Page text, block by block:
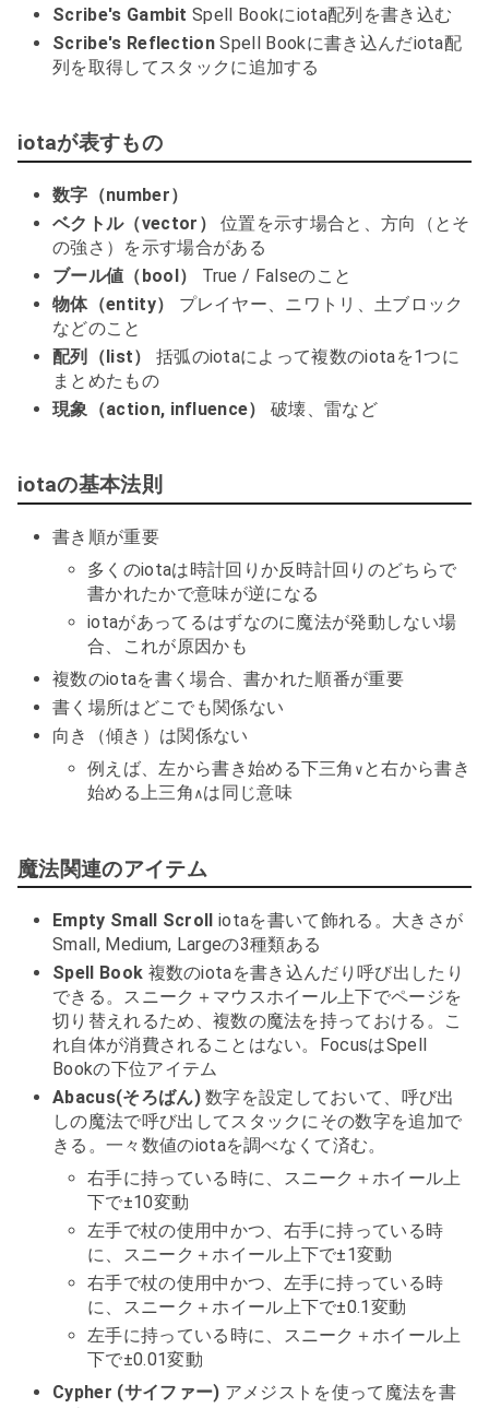
Scribe's Gambit Spell Bookにiota配列を書き込む
Scribe's Reflection Spell Bookに書き込んだiota配
列を取得してスタックに追加する
iotaが表すもの
数字（number）
ベクトル（vector）
位置を示す場合と、方向（とそ
の強さ）を示す場合がある
ブール値（bool）
True / Falseのこと
物体（entity）
プレイヤー、ニワトリ、土ブロック
などのこと
配列（list）
括弧のiotaによって複数のiotaを1つに
まとめたもの
現象（action, influence）
破壊、雷など
iotaの基本法則
書き順が重要
多くのiotaは時計回りか反時計回りのどちらで
書かれたかで意味が逆になる
iotaがあってるはずなのに魔法が発動しない場
合、これが原因かも
複数のiotaを書く場合、書かれた順番が重要
書く場所はどこでも関係ない
向き（傾き）は関係ない
例えば、左から書き始める下三角 ∨ と右から書き
始める上三角 ∧は同じ意味
魔法関連のアイテム
Empty Small Scroll
iotaを書いて飾れる。大きさが
Small, Medium, Largeの3種類ある
Spell Book 複数のiotaを書き込んだり呼び出したり
できる。スニーク＋マウスホイール上下でページを
切り替えれるため、複数の魔法を持っておける。こ
れ自体が消費されることはない。FocusはSpell
Bookの下位アイテム
Abacus(そろばん)数字を設定しておいて、呼び出
しの魔法で呼び出してスタックにその数字を追加で
きる。一々数値のiotaを調べなくて済む。
右手に持っている時に、スニーク＋ホイール上
下で±10変動
左手で杖の使用中かつ、右手に持っている時
に、スニーク＋ホイール上下で±1変動
右手で杖の使用中かつ、左手に持っている時
に、スニーク＋ホイール上下で±0.1変動
左手に持っている時に、スニーク＋ホイール上
下で±0.01変動
Cypher (サイファー) アメジストを使って魔法を書